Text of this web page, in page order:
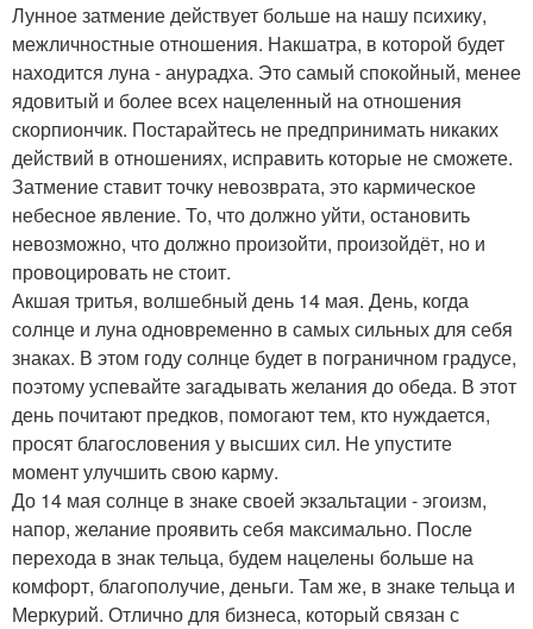
Лунное затмение действует больше на нашу психику,
межличностные отношения. Накшатра, в которой будет
находится луна - анурадха. Это самый спокойный, менее
ядовитый и более всех нацеленный на отношения
скорпиончик. Постарайтесь не предпринимать никаких
действий в отношениях, исправить которые не сможете.
Затмение ставит точку невозврата, это кармическое
небесное явление. То, что должно уйти, остановить
невозможно, что должно произойти, произойдёт, но и
провоцировать не стоит.
Акшая тритья, волшебный день 14 мая. День, когда
солнце и луна одновременно в самых сильных для себя
знаках. В этом году солнце будет в пограничном градусе,
поэтому успевайте загадывать желания до обеда. В этот
день почитают предков, помогают тем, кто нуждается,
просят благословения у высших сил. Не упустите
момент улучшить свою карму.
До 14 мая солнце в знаке своей экзальтации - эгоизм,
напор, желание проявить себя максимально. После
перехода в знак тельца, будем нацелены больше на
комфорт, благополучие, деньги. Там же, в знаке тельца и
Меркурий. Отлично для бизнеса, который связан с